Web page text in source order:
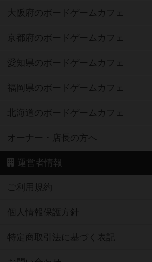
大阪府のボードゲームカフェ
京都府のボードゲームカフェ
愛知県のボードゲームカフェ
福岡県のボードゲームカフェ
北海道のボードゲームカフェ
オーナー・店長の方へ
運営者情報
ご利用規約
個人情報保護方針
特定商取引法に基づく表記